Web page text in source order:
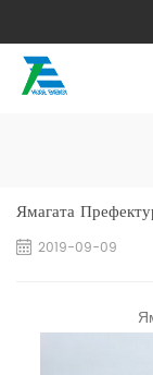
Ямагата
2019-09-09